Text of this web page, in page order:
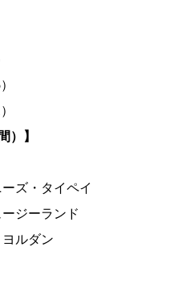
）】
ズ・タイペイ
ジーランド
ルダン